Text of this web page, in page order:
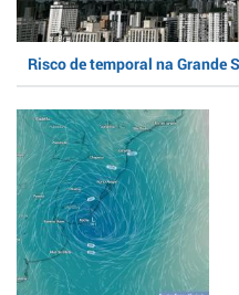
Risco de temporal na Grande